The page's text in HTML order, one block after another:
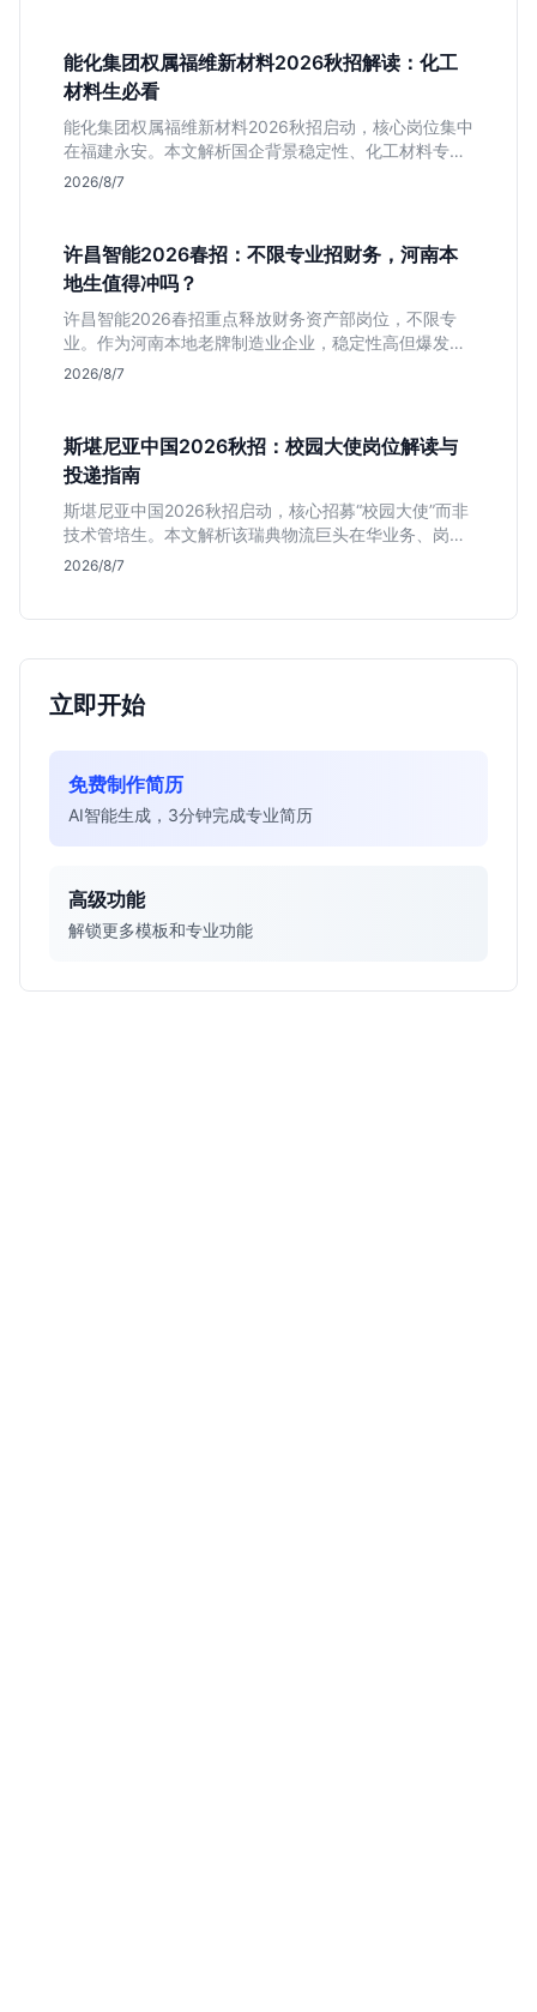
能化集团权属福维新材料2026秋招解读：化工
材料生必看
能化集团权属福维新材料2026秋招启动，核心岗位集中
在福建永安。本文解析国企背景稳定性、化工材料专业
匹配度及工作地点限制，助理工科生判断是否值得投
2026/8/7
许昌智能2026春招：不限专业招财务，河南本
地生值得冲吗？
许昌智能2026春招重点释放财务资产部岗位，不限专
业。作为河南本地老牌制造业企业，稳定性高但爆发涨
薪机会少。适合想在本地积累工业场景经验的应届生。
2026/8/7
斯堪尼亚中国2026秋招：校园大使岗位解读与
投递指南
斯堪尼亚中国2026秋招启动，核心招募“校园大使”而非
技术管培生。本文解析该瑞典物流巨头在华业务、岗位
真实职责及不限专业背后的竞争逻辑，助你判断是否值
2026/8/7
立即开始
免费制作简历
AI智能生成，3分钟完成专业简历
高级功能
解锁更多模板和专业功能